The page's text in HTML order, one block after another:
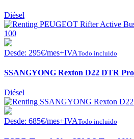
Diésel
Desde: 295€/mes+IVATodo incluido
SSANGYONG Rexton D22 DTR
Diésel
Desde: 685€/mes+IVATodo incluido